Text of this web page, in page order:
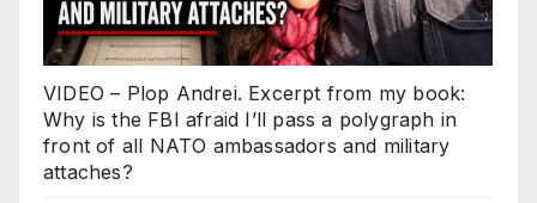
VIDEO – Plop Andrei. Excerpt from my book:
Why is the FBI afraid I’ll pass a polygraph in
front of all NATO ambassadors and military
attaches?